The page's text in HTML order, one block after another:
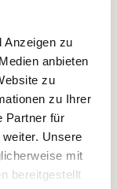
Anzeigen zu
anbieten
zu
zu Ihrer
Partner für
Unsere
mit
bereitgestellt